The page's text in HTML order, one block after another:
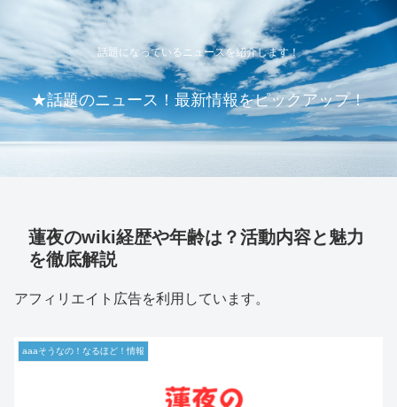
話題になっているニュースを紹介します！
★話題のニュース！最新情報をピックアップ！
蓮夜のwiki経歴や年齢は？活動内容と魅力
を徹底解説
アフィリエイト広告を利用しています。
aaaそうなの！なるほど！情報